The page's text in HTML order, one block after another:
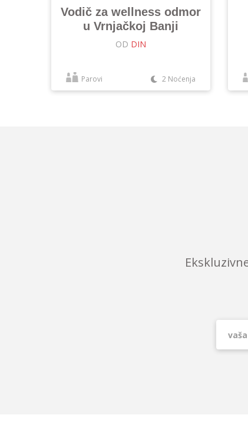
Vodič za wellness odmor
u Vrnjačkoj Banji
OD DIN
Parovi 2 Noćenja